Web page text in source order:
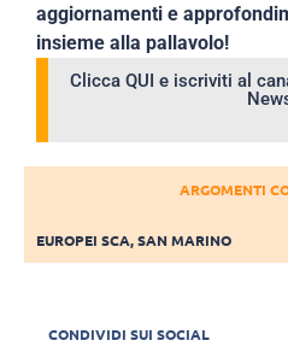
aggiornamenti e
insieme alla pallavolo!
Clicca QUI e iscriviti al
ARGOMENTI
EUROPEI SCA,SAN MARINO
CONDIVIDI SUI SOCIAL